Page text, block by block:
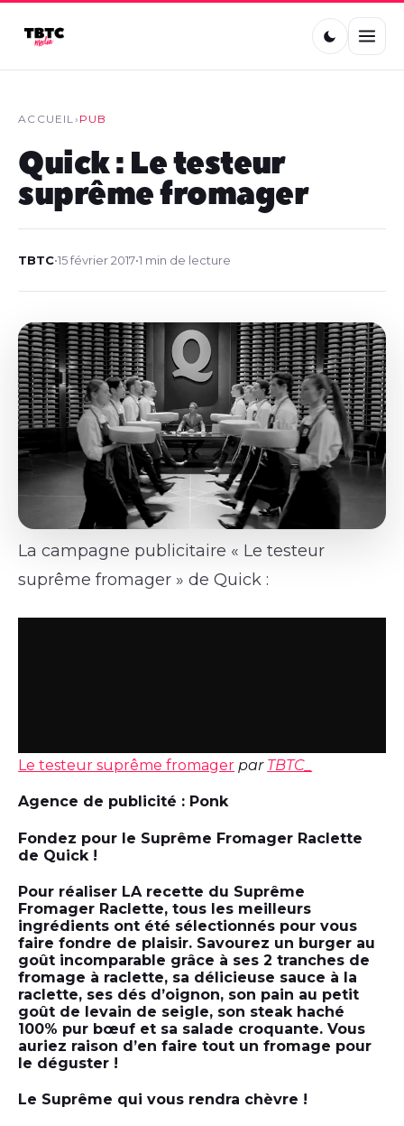
ACCUEIL› PUB
Quick : Le testeur
suprême fromager
TBTC•15 février 2017•1 min de lecture
La campagne publicitaire « Le testeur
suprême fromager » de Quick :
Le testeur suprême fromager par TBTC_
Agence de publicité : Ponk
Fondez pour le Suprême Fromager Raclette
de Quick !
Pour réaliser LA recette du Suprême
Fromager Raclette, tous les meilleurs
ingrédients ont été sélectionnés pour vous
faire fondre de plaisir. Savourez un burger au
goût incomparable grâce à ses 2 tranches de
fromage à raclette, sa délicieuse sauce à la
raclette, ses dés d’oignon, son pain au petit
goût de levain de seigle, son steak haché
100% pur bœuf et sa salade croquante. Vous
auriez raison d’en faire tout un fromage pour
le déguster !
Le Suprême qui vous rendra chèvre !